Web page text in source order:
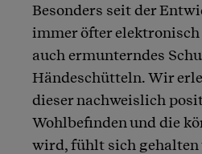
Besonders seit der
immer öfter
auch ermunterndes
Händeschütteln. Wir
dieser nachweislich
Wohlbefinden und die
wird, fühlt sich